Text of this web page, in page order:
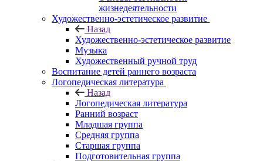
жизнедеятельности
Художественно-эстетическое развитие
Назад
Художественно-эстетическое развитие
Музыка
Художественный ручной труд
Воспитание детей раннего возраста
Логопедическая литература
Назад
Логопедическая литература
Ранний возраст
Младшая группа
Средняя группа
Старшая группа
Подготовительная группа